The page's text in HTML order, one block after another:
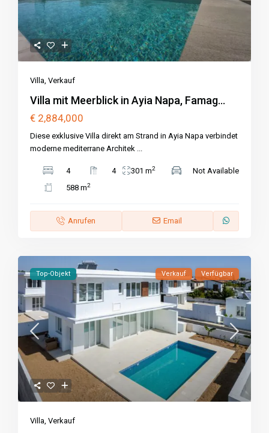
Villa ,Verkauf
Villa mit Meerblick in Ayia Napa, Famag...
€ 2,884,000
Diese exklusive Villa direkt am Strand in Ayia Napa verbindet
moderne mediterrane Architek
4 4 301 m2
Not Available
588 m2
Anrufen Email
Top-Objekt Verkauf Verfügbar
Villa ,Verkauf